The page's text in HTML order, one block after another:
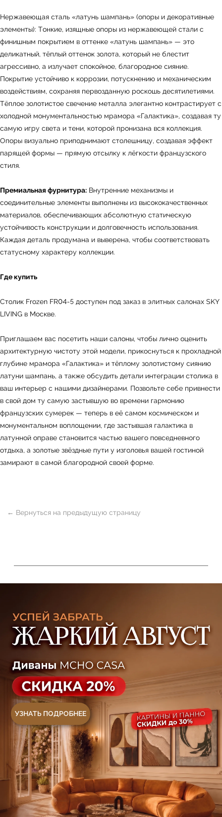
Нержавеющая сталь «латунь шампань» (опоры и декоративные
элементы): Тонкие, изящные опоры из нержавеющей стали с
финишным покрытием в оттенке «латунь шампань» — это
деликатный, тёплый оттенок золота, который не блестит
агрессивно, а излучает спокойное, благородное сияние.
Покрытие устойчиво к коррозии, потускнению и механическим
воздействиям, сохраняя первозданную роскошь десятилетиями.
Тёплое золотистое свечение металла элегантно контрастирует с
холодной монументальностью мрамора «Галактика», создавая ту
самую игру света и тени, которой пронизана вся коллекция.
Опоры визуально приподнимают столешницу, создавая эффект
парящей формы — прямую отсылку к лёгкости французского
стиля.
Премиальная фурнитура: Внутренние механизмы и
соединительные элементы выполнены из высококачественных
материалов, обеспечивающих абсолютную статическую
устойчивость конструкции и долговечность использования.
Каждая деталь продумана и выверена, чтобы соответствовать
статусному характеру коллекции.
Где купить
Столик Frozen FR04-5 доступен под заказ в элитных салонах SKY
LIVING в Москве.
Приглашаем вас посетить наши салоны, чтобы лично оценить
архитектурную чистоту этой модели, прикоснуться к прохладной
глубине мрамора «Галактика» и тёплому золотистому сиянию
латуни шампань, а также обсудить детали интеграции столика в
ваш интерьер с нашими дизайнерами. Позвольте себе привнести
в свой дом ту самую застывшую во времени гармонию
французских сумерек — теперь в её самом космическом и
монументальном воплощении, где застывшая галактика в
латунной оправе становится частью вашего повседневного
отдыха, а золотые звёздные пути у изголовья вашей гостиной
замирают в самой благородной своей форме.
Свет
Декор
Контакты
Оплата и доставка
БФ Возрождение
Блог
Офисная мебель
Ковры
+7 (958) 202-41-41
+7 (499) 916-60-66
+7 (932) 021-99-97
+7 (499) 916-60-10,
Sales@skyliving.ru
Ежедневно, с 10:00 до 21:00
Telegram и YouTube ограничены на территории
РФ (на основании ФЗ-149 "Об информации")